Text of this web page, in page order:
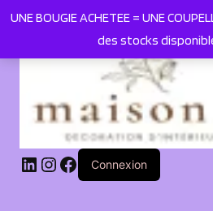
UNE BOUGIE ACHETEE = UNE
des stocks
LinkedIn
Instagram
Facebook
Connexion